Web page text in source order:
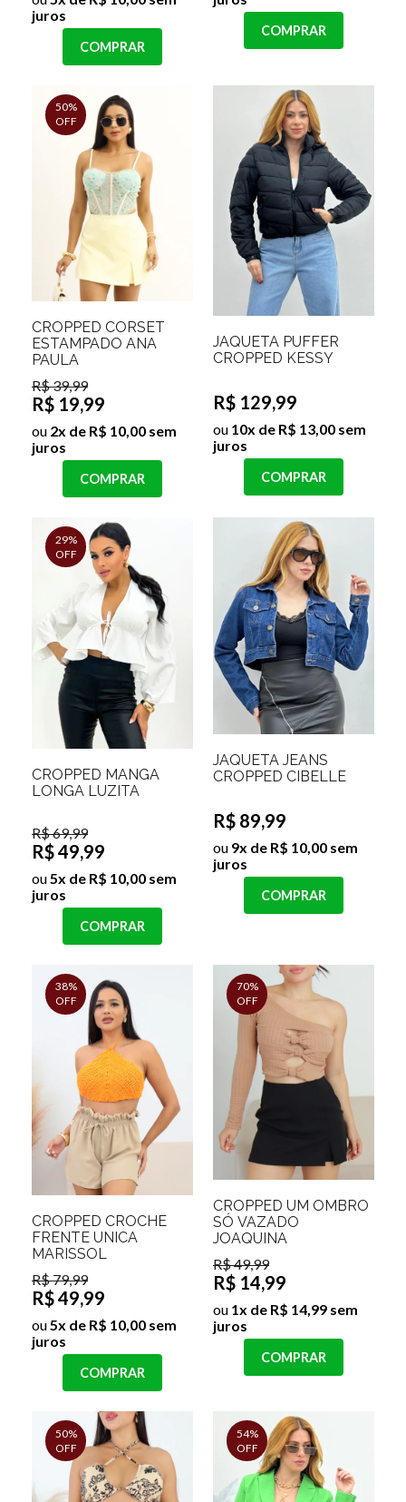
juros
COMPRAR
COMPRAR
50%
OFF
CROPPED CORSET
ESTAMPADO ANA
PAULA
R$ 39,99
R$ 19,99
ou 2x de R$ 10,00 sem
juros
COMPRAR
JAQUETA PUFFER
CROPPED KESSY
R$ 129,99
ou 10x de R$ 13,00 sem
juros
COMPRAR
29%
OFF
CROPPED MANGA
LONGA LUZITA
R$ 69,99
R$ 49,99
ou 5x de R$ 10,00 sem
juros
COMPRAR
JAQUETA JEANS
CROPPED CIBELLE
R$ 89,99
ou 9x de R$ 10,00 sem
juros
COMPRAR
38%
OFF
CROPPED CROCHÊ
FRENTE UNICA
MARISSOL
R$ 79,99
R$ 49,99
ou5x de R$ 10,00 sem
juros
COMPRAR
70%
OFF
CROPPED UM OMBRO
SÓ VAZADO
JOAQUINA
R$ 49,99
R$ 14,99
ou 1x de R$ 14,99 sem
juros
COMPRAR
50%
OFF
54%
OFF